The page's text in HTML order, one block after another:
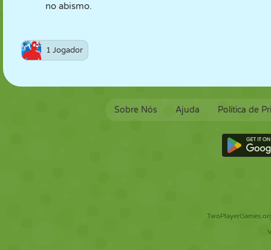
no abismo.
1 Jogador
Sobre Nós Ajuda Política de